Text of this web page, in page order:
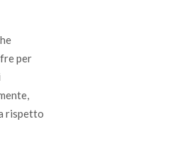
per
rispetto